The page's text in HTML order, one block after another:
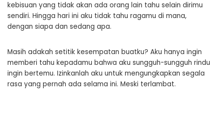
kebisuan yang tidak akan ada orang lain tahu selain dirimu
sendiri. Hingga hari ini aku tidak tahu ragamu di mana,
dengan siapa dan sedang apa.
Masih adakah setitik kesempatan buatku? Aku hanya ingin
memberi tahu kepadamu bahwa aku sungguh-sungguh rindu
ingin bertemu. Izinkanlah aku untuk mengungkapkan segala
rasa yang pernah ada selama ini. Meski terlambat.